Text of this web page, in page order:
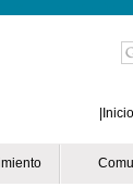
Inicio